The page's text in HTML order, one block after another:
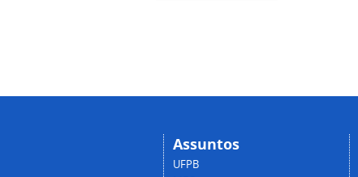
Assuntos
UFPB